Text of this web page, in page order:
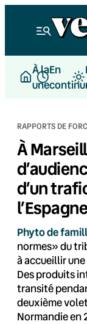
À la
une
En
continu
RAPPORTS DE
À
d’un
Phyto de
normes» du
à accueillir
Des produits
transité
deuxième
Normandie en